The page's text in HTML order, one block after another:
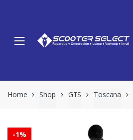
Home Shop GTS Toscana
-1%